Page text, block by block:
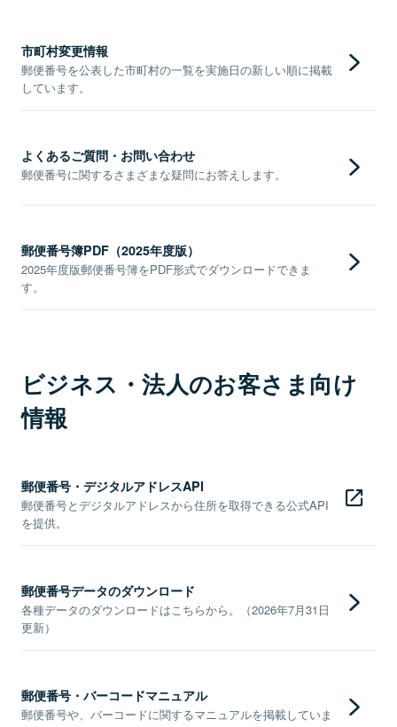
市町村変更情報
郵便番号を公表した市町村の一覧を実施日の新しい順に掲載
しています。
よくあるご質問・お問い合わせ
郵便番号に関するさまざまな疑問にお答えします。
郵便番号簿PDF（2025年度版）
2025年度版郵便番号簿をPDF形式でダウンロードできま
す。
ビジネス・法人のお客さま向け
情報
郵便番号・デジタルアドレスAPI
郵便番号とデジタルアドレスから住所を取得できる公式API
を提供。
郵便番号データのダウンロード
各種データのダウンロードはこちらから。（2026年7月31日
更新）
郵便番号・バーコードマニュアル
郵便番号や、バーコードに関するマニュアルを掲載していま